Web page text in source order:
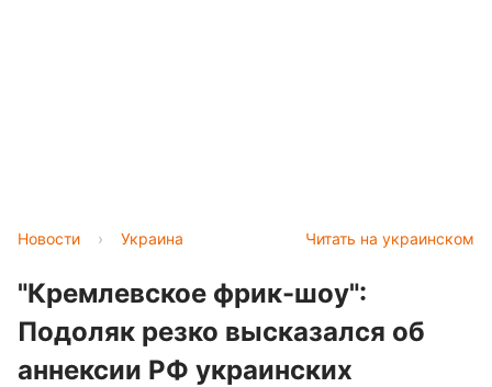
Читать на украинском
Новости › Украина
"Кремлевское фрик-шоу":
Подоляк резко высказался об
аннексии РФ украинских